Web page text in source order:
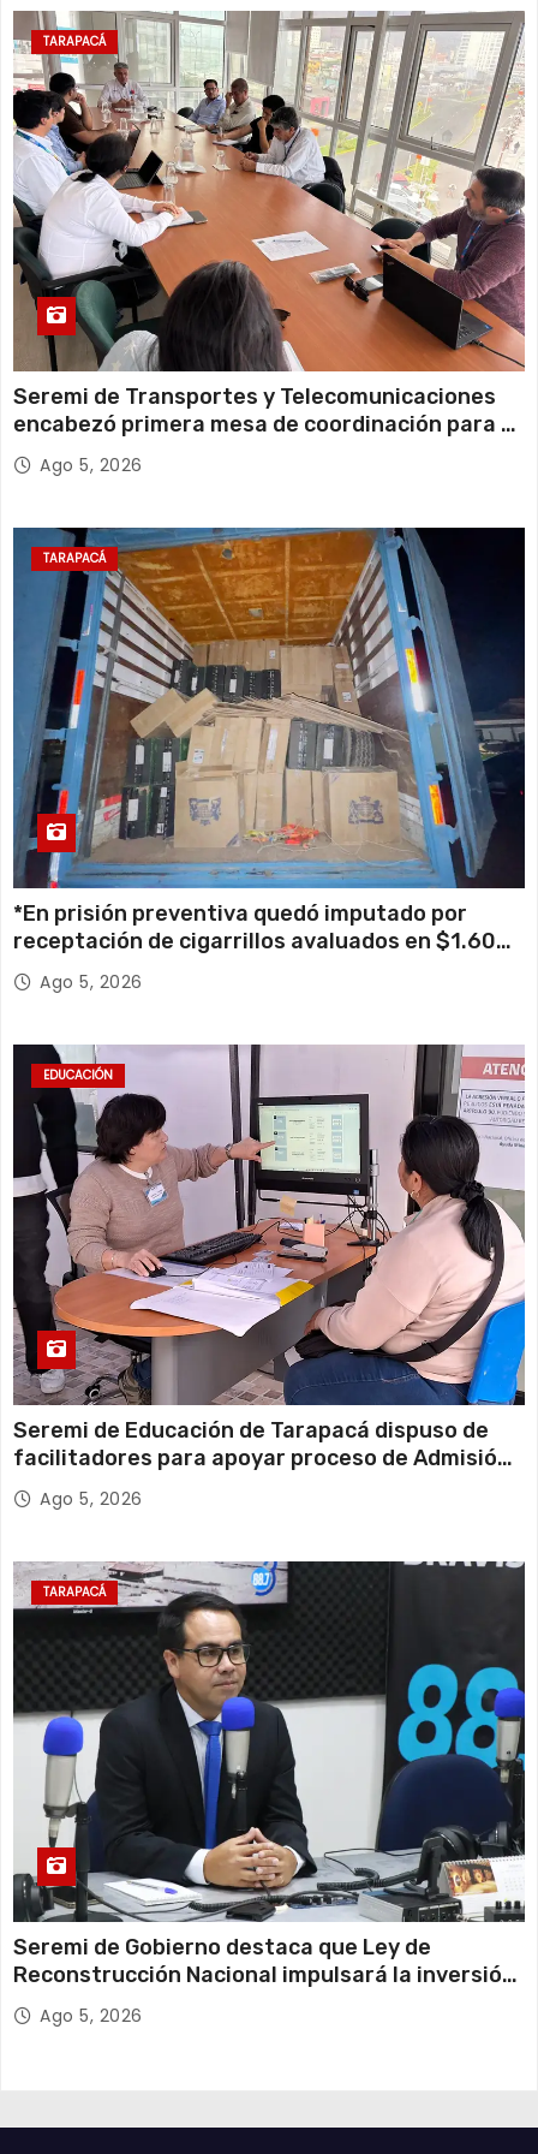
13 de agosto
Jueves 21°C 18°C
14 de agosto
Viernes 21°C 18°C
TARAPACÁ
Seremi de Transportes y Telecomunicaciones
encabezó primera mesa de coordinación para el
retiro de cables en desuso en Iquique
Ago 5, 2026
TARAPACÁ
*En prisión preventiva quedó imputado por
receptación de cigarrillos avaluados en $1.600
millones*
Ago 5, 2026
EDUCACIÓN
Seremi de Educación de Tarapacá dispuso de
facilitadores para apoyar proceso de Admisión
Escolar 2027
Ago 5, 2026
TARAPACÁ
Seremi de Gobierno destaca que Ley de
Reconstrucción Nacional impulsará la inversión
y el empleo en Tarapacá
Ago 5, 2026